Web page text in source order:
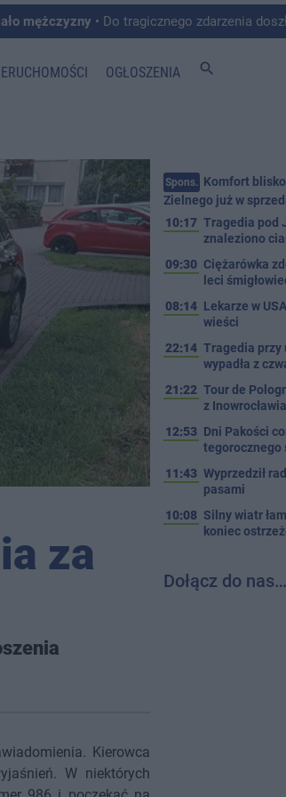
mężczyzny • Do tragicznego zdarzenia doszło w środę rano w okolicach Giebni
OGŁOSZENIA search
za
Kierowca
W niektórych
Spons. Komfort
Zielnego już w
10:17 Tragedia pod
znaleziono
09:30 Ciężarówka
leci
08:14 Lekarze w
wieści
22:14 Tragedia przy
wypadła z
21:22 Tour de
z Inowrocławia
12:53 Dni Pakości
tegorocznego
11:43 Wyprzedził
pasami
10:08 Silny wiatr
koniec
Dołącz do nas…